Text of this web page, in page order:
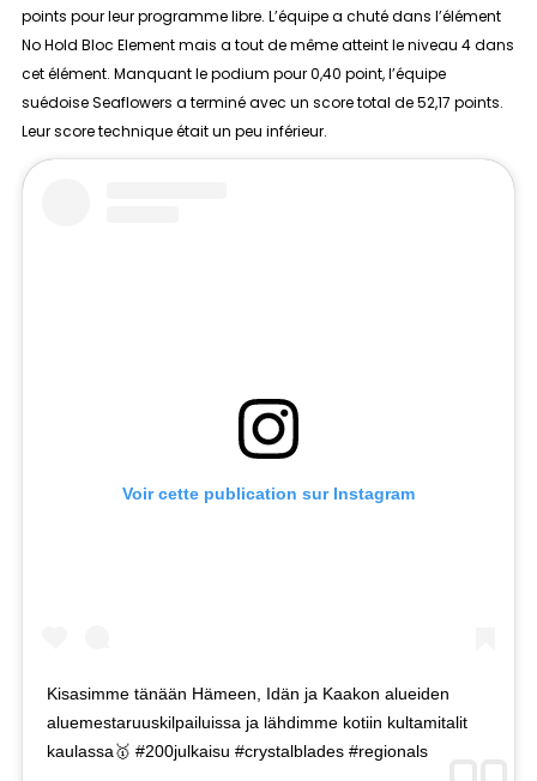
points pour leur programme libre. L’équipe a chuté dans l’élément
No Hold Bloc Element mais a tout de même atteint le niveau 4 dans
cet élément. Manquant le podium pour 0,40 point, l’équipe
suédoise Seaflowers a terminé avec un score total de 52,17 points.
Leur score technique était un peu inférieur.
Voir cette publication sur Instagram
Kisasimme tänään Hämeen, Idän ja Kaakon alueiden
aluemestaruuskilpailuissa ja lähdimme kotiin kultamitalit
kaulassa🥇 #200julkaisu #crystalblades #regionals